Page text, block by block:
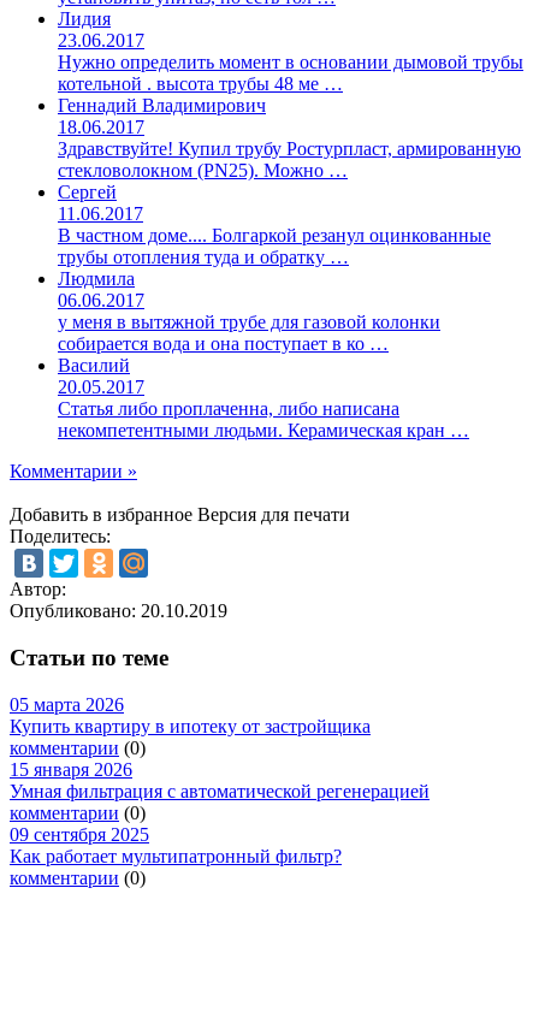
Лидия
23.06.2017
Нужно определить момент в основании дымовой трубы
котельной . высота трубы 48 ме …
Геннадий Владимирович
18.06.2017
Здравствуйте! Купил трубу Ростурпласт, армированную
стекловолокном (PN25). Можно …
Сергей
11.06.2017
В частном доме.... Болгаркой резанул оцинкованные
трубы отопления туда и обратку …
Людмила
06.06.2017
у меня в вытяжной трубе для газовой колонки
собирается вода и она поступает в ко …
Василий
20.05.2017
Статья либо проплаченна, либо написана
некомпетентными людьми. Керамическая кран …
Комментарии »
Добавить в избранное Версия для печати
Поделитесь:
Автор:
Опубликовано: 20.10.2019
Статьи по теме
05 марта 2026
Купить квартиру в ипотеку от застройщика
комментарии (0)
15 января 2026
Умная фильтрация с автоматической регенерацией
комментарии (0)
09 сентября 2025
Как работает мультипатронный фильтр?
комментарии (0)